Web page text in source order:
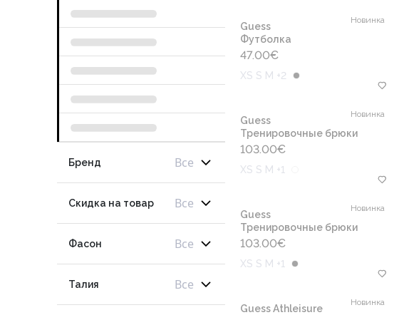
Бренд Все
Скидка на товар Все
Фасон Все
Талия Все
Новинка
Guess
Футболка
47.00€
XS S M +2
Новинка
Guess
Тренировочные брюки
103.00€
XS S M +1
Новинка
Guess
Тренировочные брюки
103.00€
XS S M +1
Новинка
Guess Athleisure